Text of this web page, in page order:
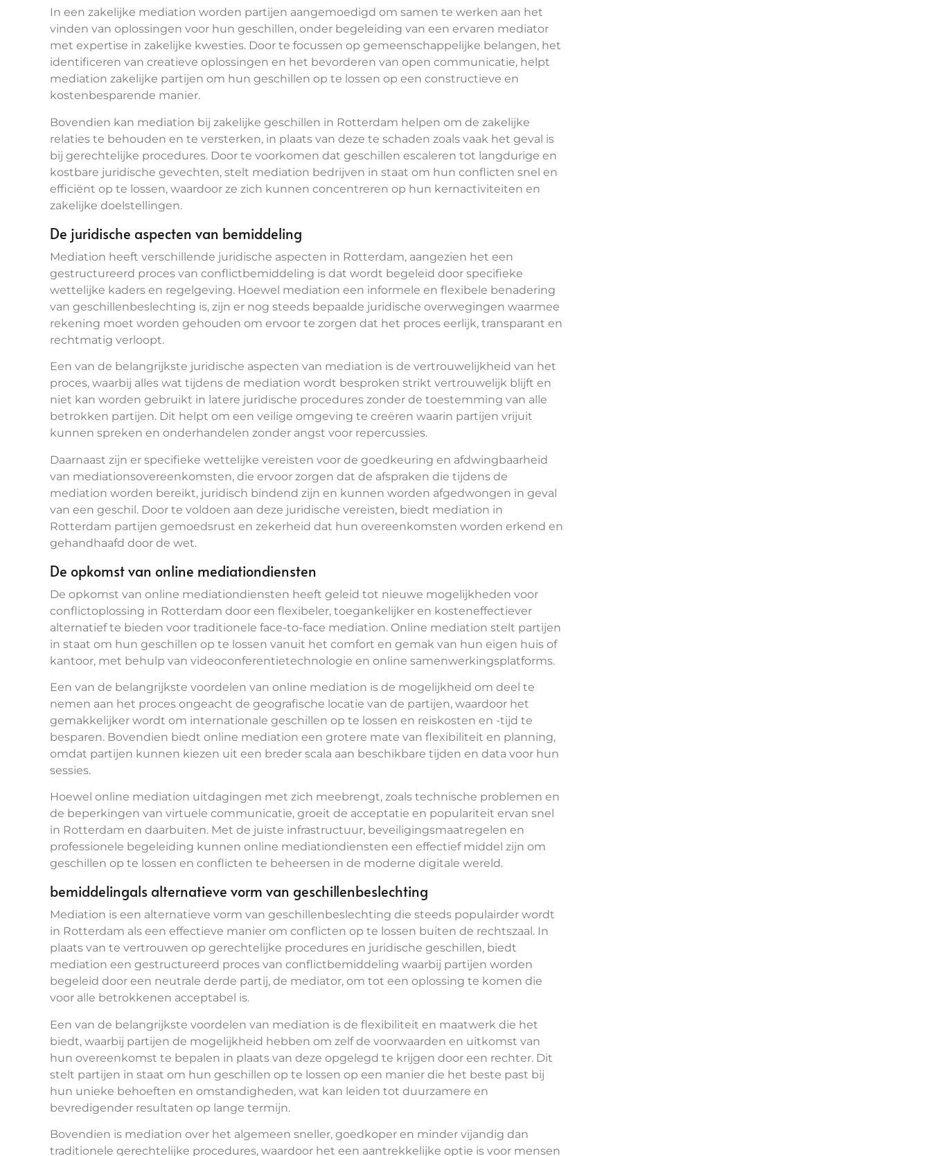
In een zakelijke mediation worden partijen aangemoedigd om samen te werken aan het
vinden van oplossingen voor hun geschillen, onder begeleiding van een ervaren mediator
met expertise in zakelijke kwesties. Door te focussen op gemeenschappelijke belangen, het
identificeren van creatieve oplossingen en het bevorderen van open communicatie, helpt
mediation zakelijke partijen om hun geschillen op te lossen op een constructieve en
kostenbesparende manier.
Bovendien kan mediation bij zakelijke geschillen in Rotterdam helpen om de zakelijke
relaties te behouden en te versterken, in plaats van deze te schaden zoals vaak het geval is
bij gerechtelijke procedures. Door te voorkomen dat geschillen escaleren tot langdurige en
kostbare juridische gevechten, stelt mediation bedrijven in staat om hun conflicten snel en
efficiënt op te lossen, waardoor ze zich kunnen concentreren op hun kernactiviteiten en
zakelijke doelstellingen.
De juridische aspecten van bemiddeling
Mediation heeft verschillende juridische aspecten in Rotterdam, aangezien het een
gestructureerd proces van conflictbemiddeling is dat wordt begeleid door specifieke
wettelijke kaders en regelgeving. Hoewel mediation een informele en flexibele benadering
van geschillenbeslechting is, zijn er nog steeds bepaalde juridische overwegingen waarmee
rekening moet worden gehouden om ervoor te zorgen dat het proces eerlijk, transparant en
rechtmatig verloopt.
Een van de belangrijkste juridische aspecten van mediation is de vertrouwelijkheid van het
proces, waarbij alles wat tijdens de mediation wordt besproken strikt vertrouwelijk blijft en
niet kan worden gebruikt in latere juridische procedures zonder de toestemming van alle
betrokken partijen. Dit helpt om een veilige omgeving te creëren waarin partijen vrijuit
kunnen spreken en onderhandelen zonder angst voor repercussies.
Daarnaast zijn er specifieke wettelijke vereisten voor de goedkeuring en afdwingbaarheid
van mediationsovereenkomsten, die ervoor zorgen dat de afspraken die tijdens de
mediation worden bereikt, juridisch bindend zijn en kunnen worden afgedwongen in geval
van een geschil. Door te voldoen aan deze juridische vereisten, biedt mediation in
Rotterdam partijen gemoedsrust en zekerheid dat hun overeenkomsten worden erkend en
gehandhaafd door de wet.
De opkomst van online mediationdiensten
De opkomst van online mediationdiensten heeft geleid tot nieuwe mogelijkheden voor
conflictoplossing in Rotterdam door een flexibeler, toegankelijker en kosteneffectiever
alternatief te bieden voor traditionele face-to-face mediation. Online mediation stelt partijen
in staat om hun geschillen op te lossen vanuit het comfort en gemak van hun eigen huis of
kantoor, met behulp van videoconferentietechnologie en online samenwerkingsplatforms.
Een van de belangrijkste voordelen van online mediation is de mogelijkheid om deel te
nemen aan het proces ongeacht de geografische locatie van de partijen, waardoor het
gemakkelijker wordt om internationale geschillen op te lossen en reiskosten en -tijd te
besparen. Bovendien biedt online mediation een grotere mate van flexibiliteit en planning,
omdat partijen kunnen kiezen uit een breder scala aan beschikbare tijden en data voor hun
sessies.
Hoewel online mediation uitdagingen met zich meebrengt, zoals technische problemen en
de beperkingen van virtuele communicatie, groeit de acceptatie en populariteit ervan snel
in Rotterdam en daarbuiten. Met de juiste infrastructuur, beveiligingsmaatregelen en
professionele begeleiding kunnen online mediationdiensten een effectief middel zijn om
geschillen op te lossen en conflicten te beheersen in de moderne digitale wereld.
bemiddelingals alternatieve vorm van geschillenbeslechting
Mediation is een alternatieve vorm van geschillenbeslechting die steeds populairder wordt
in Rotterdam als een effectieve manier om conflicten op te lossen buiten de rechtszaal. In
plaats van te vertrouwen op gerechtelijke procedures en juridische geschillen, biedt
mediation een gestructureerd proces van conflictbemiddeling waarbij partijen worden
begeleid door een neutrale derde partij, de mediator, om tot een oplossing te komen die
voor alle betrokkenen acceptabel is.
Een van de belangrijkste voordelen van mediation is de flexibiliteit en maatwerk die het
biedt, waarbij partijen de mogelijkheid hebben om zelf de voorwaarden en uitkomst van
hun overeenkomst te bepalen in plaats van deze opgelegd te krijgen door een rechter. Dit
stelt partijen in staat om hun geschillen op te lossen op een manier die het beste past bij
hun unieke behoeften en omstandigheden, wat kan leiden tot duurzamere en
bevredigender resultaten op lange termijn.
Bovendien is mediation over het algemeen sneller, goedkoper en minder vijandig dan
traditionele gerechtelijke procedures, waardoor het een aantrekkelijke optie is voor mensen